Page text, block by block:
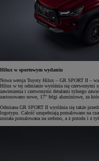
Hilux w sportowym wydaniu
Nowa wersja Toyoty Hilux – GR SPORT II –
Hilux w tej odmianie wyróżnia się czerwonymi
zawieszenia i czerwonymi detalami tylnego
zastosowano nowe, 17" felgi aluminiowe, za
Odmiana GR SPORT II wyróżnia się także
logotypu. Całość uzupełniają pomalowane na
została pomalowana na srebrno, a z przodu i z